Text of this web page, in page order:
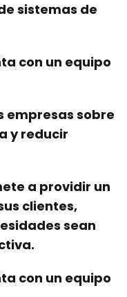
sistemas de
con un equipo
empresas sobre
y reducir
a providir un
clientes,
sean
con un equipo